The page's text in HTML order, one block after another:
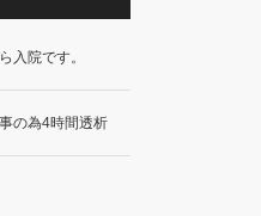
入院です。
の為4時間透析